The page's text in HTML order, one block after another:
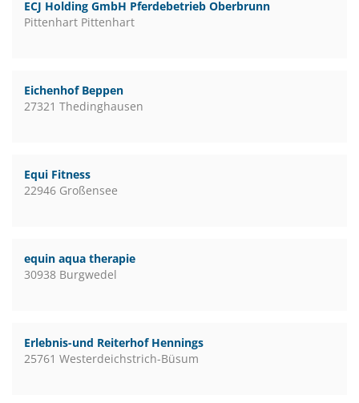
ECJ Holding GmbH Pferdebetrieb Oberbrunn
Pittenhart Pittenhart
Eichenhof Beppen
27321 Thedinghausen
Equi Fitness
22946 Großensee
equin aqua therapie
30938 Burgwedel
Erlebnis-und Reiterhof Hennings
25761 Westerdeichstrich-Büsum